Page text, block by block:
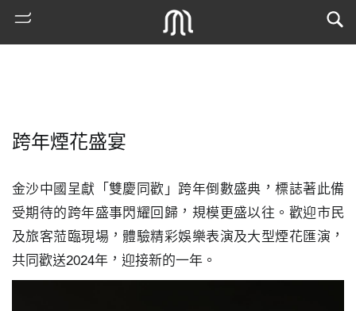
熱
門
搜
跨年煙花盛宴
金沙中國呈獻「雙慶同歡」跨年倒數盛典，標誌著此備
受期待的跨年盛事閃耀回歸，規模更盛以往。歡迎市民
及旅客蒞臨現場，體驗精彩娛樂表演及大型煙花匯演，
共同歡送2024年，迎接新的一年。